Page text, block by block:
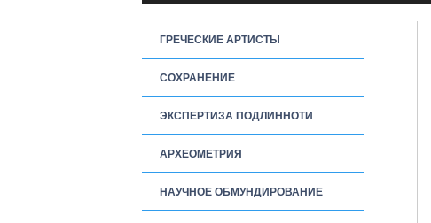
ГРЕЧЕСКИЕ АРТИСТЫ
СОХРАНЕНИЕ
ЭКСПЕРТИЗА ПОДЛИННОТИ
АРХЕОМЕТРИЯ
НАУЧНОЕ ОБМУНДИРОВАНИЕ